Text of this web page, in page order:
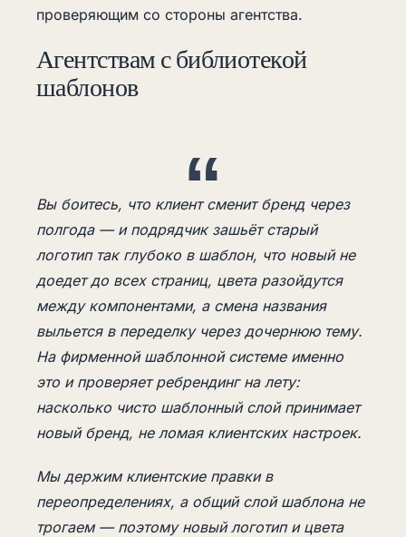
проверяющим со стороны агентства.
Агентствам с библиотекой
шаблонов
Вы боитесь, что клиент сменит бренд через
полгода — и подрядчик зашьёт старый
логотип так глубоко в шаблон, что новый не
доедет до всех страниц, цвета разойдутся
между компонентами, а смена названия
выльется в переделку через дочернюю тему.
На фирменной шаблонной системе именно
это и проверяет ребрендинг на лету:
насколько чисто шаблонный слой принимает
новый бренд, не ломая клиентских настроек.
Мы держим клиентские правки в
переопределениях, а общий слой шаблона не
трогаем — поэтому новый логотип и цвета